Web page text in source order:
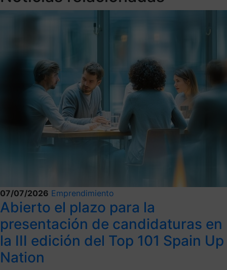
07/07/2026 Emprendimiento
Abierto el plazo para la
presentación de candidaturas en
la III edición del Top 101 Spain Up
Nation